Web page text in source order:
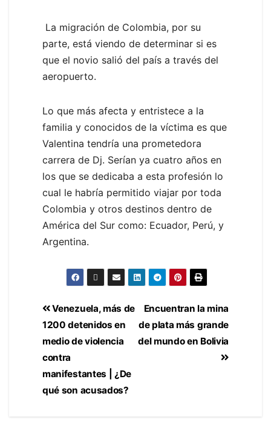
La migración de Colombia, por su
parte, está viendo de determinar si es
que el novio salió del país a través del
aeropuerto.
Lo que más afecta y entristece a la
familia y conocidos de la víctima es que
Valentina tendría una prometedora
carrera de Dj. Serían ya cuatro años en
los que se dedicaba a esta profesión lo
cual le habría permitido viajar por toda
Colombia y otros destinos dentro de
América del Sur como: Ecuador, Perú, y
Argentina.
Encuentran la mina
de plata más grande
del mundo en Bolivia
Venezuela, más de
1200 detenidos en
medio de violencia
contra
manifestantes | ¿De
qué son acusados?